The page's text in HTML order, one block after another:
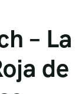
– La
de